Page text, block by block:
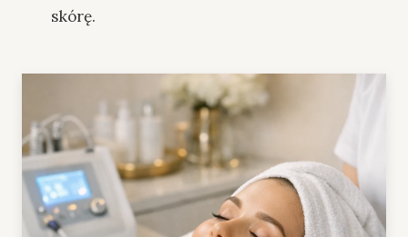
skórę.